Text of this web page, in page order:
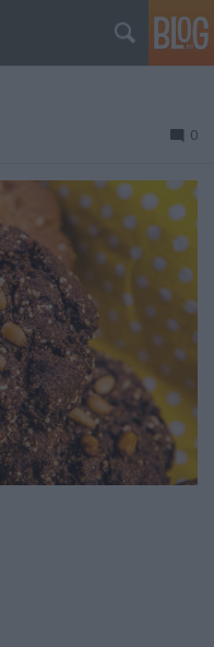
0